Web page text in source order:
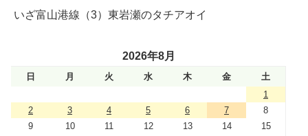
いざ富山港線（3）東岩瀬のタチアオイ
2026年8月
日 月 火 水 木 金
土
1
2
3 4 5 6 7
8
9
10 11 12 13 14
15